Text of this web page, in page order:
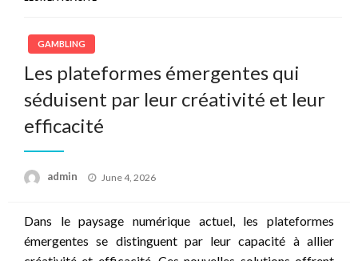
GAMBLING
Les plateformes émergentes qui
séduisent par leur créativité et leur
efficacité
admin
Posted
June 4, 2026
Dans le paysage numérique actuel, les plateformes
émergentes se distinguent par leur capacité à allier